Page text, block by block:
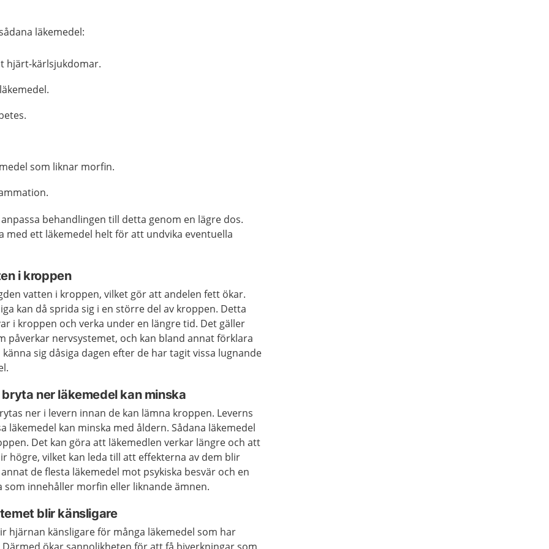
läkemedel:
hjärt-kärlsjukdomar.
som liknar morfin.
behandlingen till detta genom en lägre dos.
med ett läkemedel helt för att undvika eventuella
i kroppen
vatten i kroppen, vilket gör att andelen fett ökar.
kan då sprida sig i en större del av kroppen. Detta
i kroppen och verka under en längre tid. Det gäller
påverkar nervsystemet, och kan bland annat förklara
sig dåsiga dagen efter de har tagit vissa lugnande
ner läkemedel kan minska
ner i levern innan de kan lämna kroppen. Leverns
läkemedel kan minska med åldern. Sådana läkemedel
Det kan göra att läkemedlen verkar längre och att
högre, vilket kan leda till att effekterna av dem blir
de flesta läkemedel mot psykiska besvär och en
som innehåller morfin eller liknande ämnen.
blir känsligare
hjärnan känsligare för många läkemedel som har